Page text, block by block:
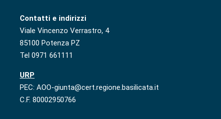
Contatti e indirizzi
Viale Vincenzo Verrastro, 4
85100 Potenza PZ
Tel 0971 661111
URP
PEC: AOO-giunta@cert.regione.basilicata.it
C.F. 80002950766